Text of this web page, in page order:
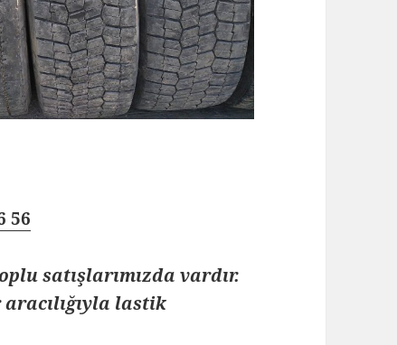
56
satışlarımızda vardır.
lastik